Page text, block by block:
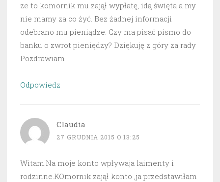
ze to komornik mu zajął wypłatę, idą święta a my
nie mamy za co żyć. Bez żadnej informacji
odebrano mu pieniądze. Czy ma pisać pismo do
banku o zwrot pieniędzy? Dziękuję z góry za rady
Pozdrawiam
Odpowiedz
Claudia
27 GRUDNIA 2015 O 13:25
Witam.Na moje konto wpływaja laimenty i
rodzinne.KOmornik zajął konto ,ja przedstawiłam